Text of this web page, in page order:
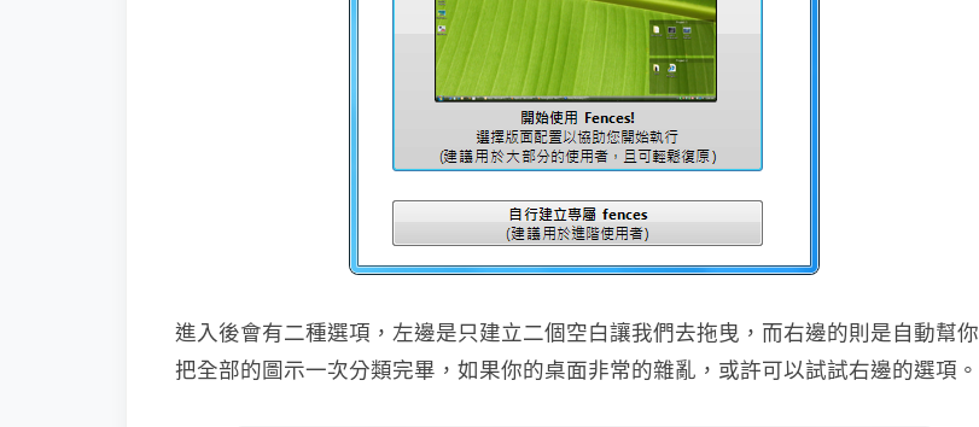
進入後會有二種選項，左邊是只建立二個空白讓我們去拖曳，而右邊的則是自動幫你
把全部的圖示一次分類完畢，如果你的桌面非常的雜亂，或許可以試試右邊的選項。